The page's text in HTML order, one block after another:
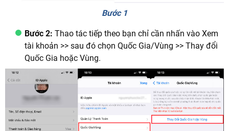
Bước 1
Bước 2: Thao tác tiếp theo bạn chỉ cần nhấn vào Xem
tài khoản >> sau đó chọn Quốc Gia/Vùng >> Thay đổi
Quốc Gia hoặc Vùng.